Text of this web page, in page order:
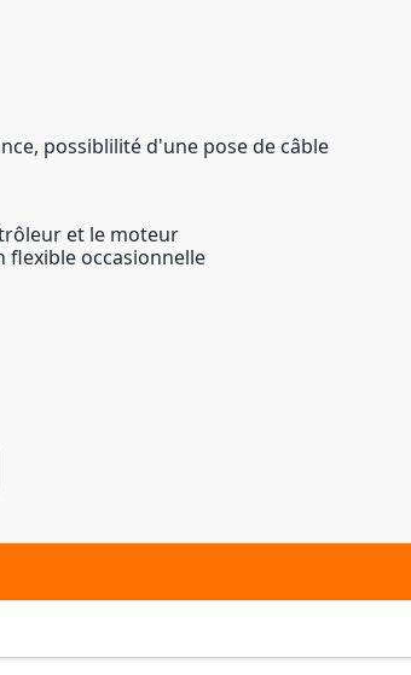
possiblilité d'une pose de câble
et le moteur
occasionnelle